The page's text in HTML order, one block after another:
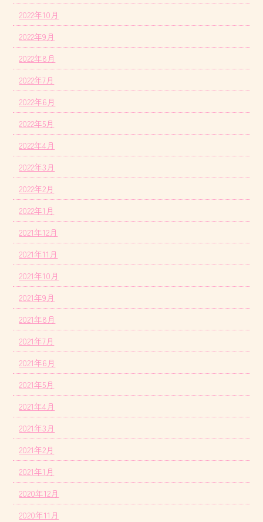
2022年10月
2022年9月
2022年8月
2022年7月
2022年6月
2022年5月
2022年4月
2022年3月
2022年2月
2022年1月
2021年12月
2021年11月
2021年10月
2021年9月
2021年8月
2021年7月
2021年6月
2021年5月
2021年4月
2021年3月
2021年2月
2021年1月
2020年12月
2020年11月